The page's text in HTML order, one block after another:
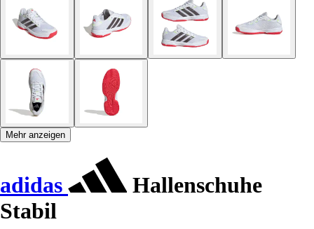
Mehr anzeigen
adidas
Hallenschuhe
Stabil